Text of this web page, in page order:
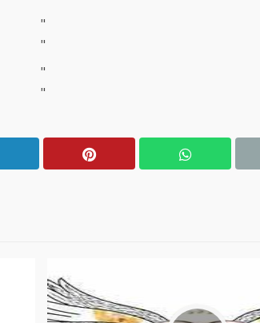
"
"
"
"